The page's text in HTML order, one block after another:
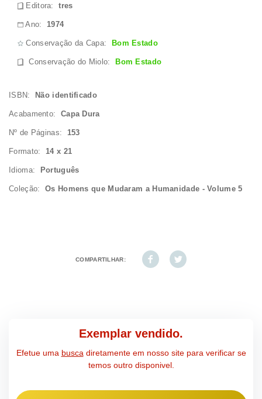
Editora:tres
Ano: 1974
Conservação da Capa: Bom Estado
Conservação do Miolo:Bom Estado
ISBN: Não identificado
Acabamento: Capa Dura
Nº de Páginas: 153
Formato: 14 x 21
Idioma: Português
Coleção: Os Homens que Mudaram a Humanidade - Volume 5
COMPARTILHAR:
Exemplar vendido.
Efetue uma busca diretamente em nosso site para verificar se
temos outro disponivel.